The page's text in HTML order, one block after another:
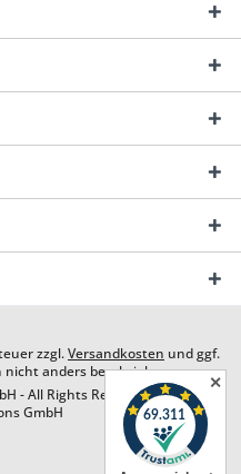
zzgl.Versandkosten und ggf.
anders beschrieben
- All Rights Reserved. Design by
GmbH
✕